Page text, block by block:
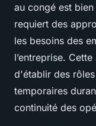
au congé est
requiert des
les besoins des
l’entreprise.
d'établir des
temporaires
continuité des